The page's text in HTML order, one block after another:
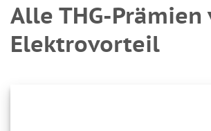
Alle THG-Prämien
Elektrovorteil